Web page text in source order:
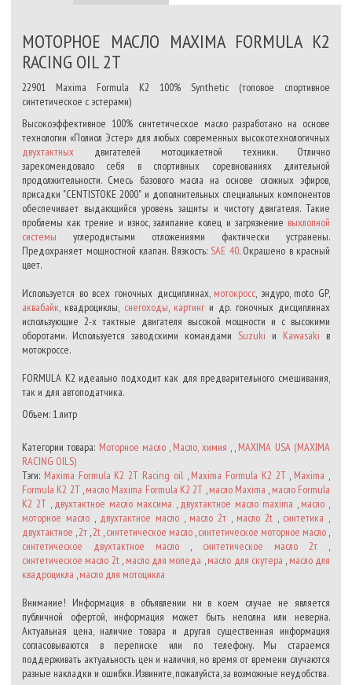
МОТОРНОЕ МАСЛО MAXIMA FORMULA K2
RACING OIL 2Т
22901 Maxima Formula K2 100% Synthetic (топовое спортивное
синтетическое с эстерами)
Высокоэффективное 100% синтетическое масло разработано на основе
технологии «Полиол Эстер» для любых современных высокотехнологичных
двухтактных двигателей мотоциклетной техники. Отлично
зарекомендовало себя в спортивных соревнованиях длительной
продолжительности. Смесь базового масла на основе сложных эфиров,
присадки "CENTISTOKE 2000" и дополнительных специальных компонентов
обеспечивает выдающийся уровень защиты и чистоту двигателя. Такие
проблемы как трение и износ, залипание колец и загрязнение выхлопной
системы углеродистыми отложениями фактически устранены.
Предохраняет мощностной клапан. Вязкость: SAE 40. Окрашено в красный
цвет.
Используется во всех гоночных дисциплинах, мотокросс, эндуро, moto GP,
аквабайк, квадроциклы, снегоходы, картинги др. гоночных дисциплинах
использующие 2-х тактные двигателя высокой мощности и с высокими
оборотами. Используется заводскими командами Suzuki и Kawasaki в
мотокроссе.
FORMULA K2 идеально подходит как для предварительного смешивания,
так и для автоподатчика.
Объем: 1 литр
Категории товара: Моторное масло, Масло, химия , , MAXIMA USA (MAXIMA
RACING OILS)
Тэги: Maxima Formula K2 2T Racing oil, Maxima Formula K2 2T, Maxima ,
Formula K2 2T,масло Maxima Formula K2 2T ,масло Maxima , масло Formula
K2 2T, двухтактное масло максима , двухтактное масло maxima , масло ,
моторное масло , двухтактное масло , масло 2т , масло 2t , синтетика ,
двухтактное ,2т ,2t ,синтетическое масло ,синтетическое моторное масло ,
синтетическое двухтактное масло , синтетическое масло 2т,
синтетическое масло 2t, масло для мопеда ,масло для скутера , масло для
квадроцикла ,масло для мотоцикла
Внимание! Информация в объявлении ни в коем случае не является
публичной офертой, информация может быть неполна или неверна.
Актуальная цена, наличие товара и другая существенная информация
согласовываются в переписке или по телефону. Мы стараемся
поддерживать актуальность цен и наличия, но время от времени случаются
разные накладки и ошибки. Извините, пожалуйста, за возможные неудобства.